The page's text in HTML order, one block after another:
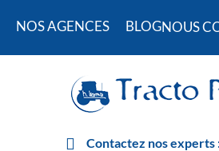
NOS AGENCES BLOGNOUS
Contactez nos experts